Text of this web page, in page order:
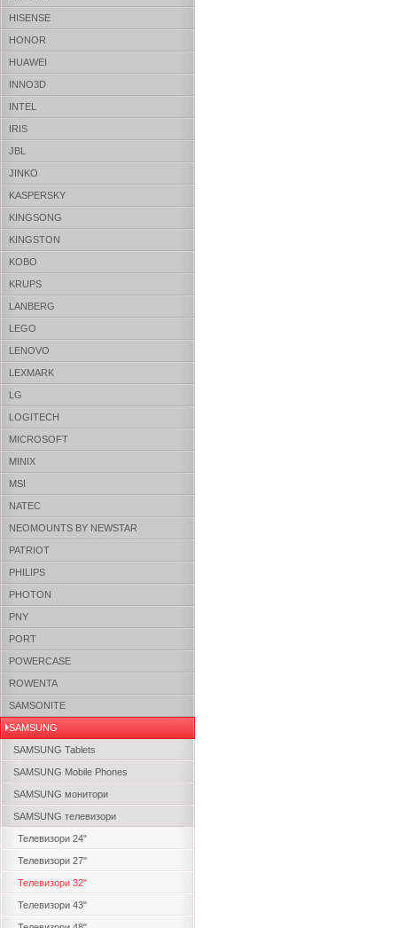
HISENSE
HONOR
HUAWEI
INNO3D
INTEL
IRIS
JBL
JINKO
KASPERSKY
KINGSONG
KINGSTON
KOBO
KRUPS
LANBERG
LEGO
LENOVO
LEXMARK
LG
LOGITECH
MICROSOFT
MINIX
MSI
NATEC
NEOMOUNTS BY NEWSTAR
PATRIOT
PHILIPS
PHOTON
PNY
PORT
POWERCASE
ROWENTA
SAMSONITE
SAMSUNG
SAMSUNG Tablets
SAMSUNG Mobile Phones
SAMSUNG монитори
SAMSUNG телевизори
Телевизори 24"
Телевизори 27"
Телевизори 32"
Телевизори 43"